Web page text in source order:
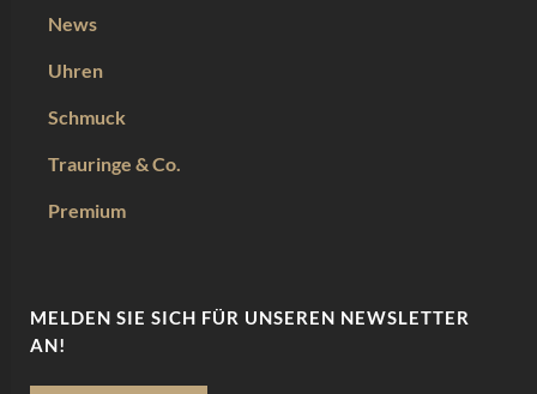
News
Uhren
Schmuck
Trauringe & Co.
Premium
MELDEN SIE SICH FÜR UNSEREN NEWSLETTER
AN!